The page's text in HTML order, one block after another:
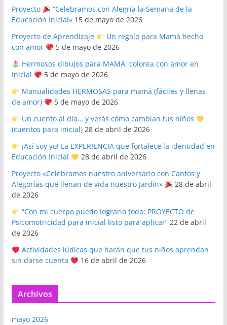
Proyecto
“Celebramos con Alegría la Semana de la
Educación Inicial» 15 de mayo de 2026
Proyecto de Aprendizaje
Un regalo para Mamá hecho
con amor
5 de mayo de 2026
Hermosos dibujos para MAMÁ: colorea con amor en
Inicial
5 de mayo de 2026
Manualidades HERMOSAS para mamá (fáciles y llenas
de amor)
5 de mayo de 2026
Un cuento al día… y verás cómo cambian tus niños
(cuentos para inicial) 28 de abril de 2026
¡Así soy yo! La EXPERIENCIA que fortalece la identidad en
Educación Inicial
28 de abril de 2026
Proyecto «Celebramos nuestro aniversario con Cantos y
Alegorías que llenan de vida nuestro Jardín»
28 de abril
de 2026
“Con mi cuerpo puedo lograrlo todo: PROYECTO de
Psicomotricidad para inicial listo para aplicar” 22 de abril
de 2026
Actividades lúdicas que harán que tus niños aprendan
sin darse cuenta
16 de abril de 2026
Archivos
mayo 2026